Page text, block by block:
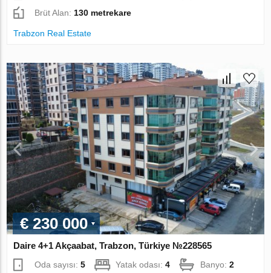
Brüt Alan: 130 metrekare
Trabzon Real Estate
€ 230 000
Daire 4+1 Akçaabat, Trabzon, Türkiye №228565
Oda sayısı:5 Yatak odası:4 Banyo:2